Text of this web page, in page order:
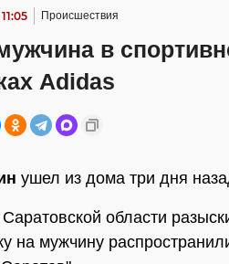
Происшествия
в
Adidas
ушел из дома три дня
области
на мужчину